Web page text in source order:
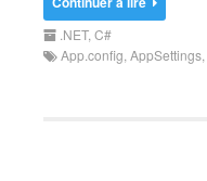
.NET, C#
App.config AppSettings